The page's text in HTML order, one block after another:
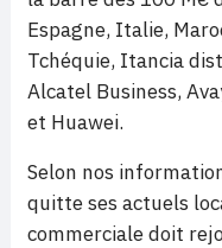
Espagne, Italie,
Tchéquie, Itancia
Alcatel Business,
et Huawei.
Selon nos
quitte ses actuels
commerciale doit